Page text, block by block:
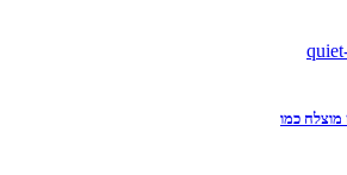
מוצלח כמו